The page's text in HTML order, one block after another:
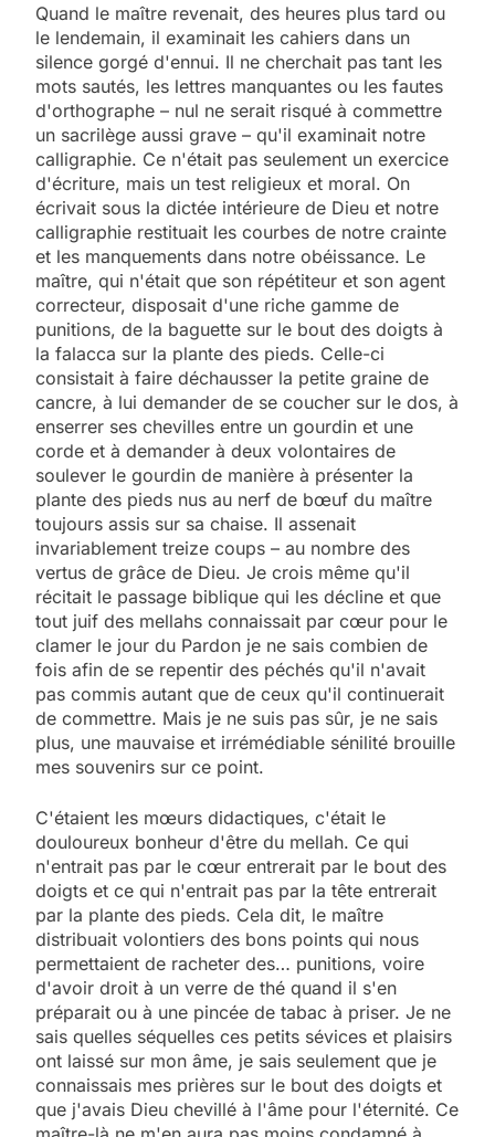
Quand le maître revenait, des heures plus tard ou
le lendemain, il examinait les cahiers dans un
silence gorgé d'ennui. Il ne cherchait pas tant les
mots sautés, les lettres manquantes ou les fautes
d'orthographe – nul ne serait risqué à commettre
un sacrilège aussi grave – qu'il examinait notre
calligraphie. Ce n'était pas seulement un exercice
d'écriture, mais un test religieux et moral. On
écrivait sous la dictée intérieure de Dieu et notre
calligraphie restituait les courbes de notre crainte
et les manquements dans notre obéissance. Le
maître, qui n'était que son répétiteur et son agent
correcteur, disposait d'une riche gamme de
punitions, de la baguette sur le bout des doigts à
la falacca sur la plante des pieds. Celle-ci
consistait à faire déchausser la petite graine de
cancre, à lui demander de se coucher sur le dos, à
enserrer ses chevilles entre un gourdin et une
corde et à demander à deux volontaires de
soulever le gourdin de manière à présenter la
plante des pieds nus au nerf de bœuf du maître
toujours assis sur sa chaise. Il assenait
invariablement treize coups – au nombre des
vertus de grâce de Dieu. Je crois même qu'il
récitait le passage biblique qui les décline et que
tout juif des mellahs connaissait par cœur pour le
clamer le jour du Pardon je ne sais combien de
fois afin de se repentir des péchés qu'il n'avait
pas commis autant que de ceux qu'il continuerait
de commettre. Mais je ne suis pas sûr, je ne sais
plus, une mauvaise et irrémédiable sénilité brouille
mes souvenirs sur ce point.
C'étaient les mœurs didactiques, c'était le
douloureux bonheur d'être du mellah. Ce qui
n'entrait pas par le cœur entrerait par le bout des
doigts et ce qui n'entrait pas par la tête entrerait
par la plante des pieds. Cela dit, le maître
distribuait volontiers des bons points qui nous
permettaient de racheter des… punitions, voire
d'avoir droit à un verre de thé quand il s'en
préparait ou à une pincée de tabac à priser. Je ne
sais quelles séquelles ces petits sévices et plaisirs
ont laissé sur mon âme, je sais seulement que je
connaissais mes prières sur le bout des doigts et
que j'avais Dieu chevillé à l'âme pour l'éternité. Ce